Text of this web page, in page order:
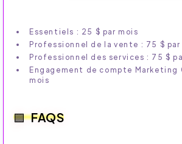
Essentiels : 25 $ par mois
Professionnel de la vente : 75 $ par
Professionnel des services : 75 $
Engagement de compte Marketing
mois
FAQS